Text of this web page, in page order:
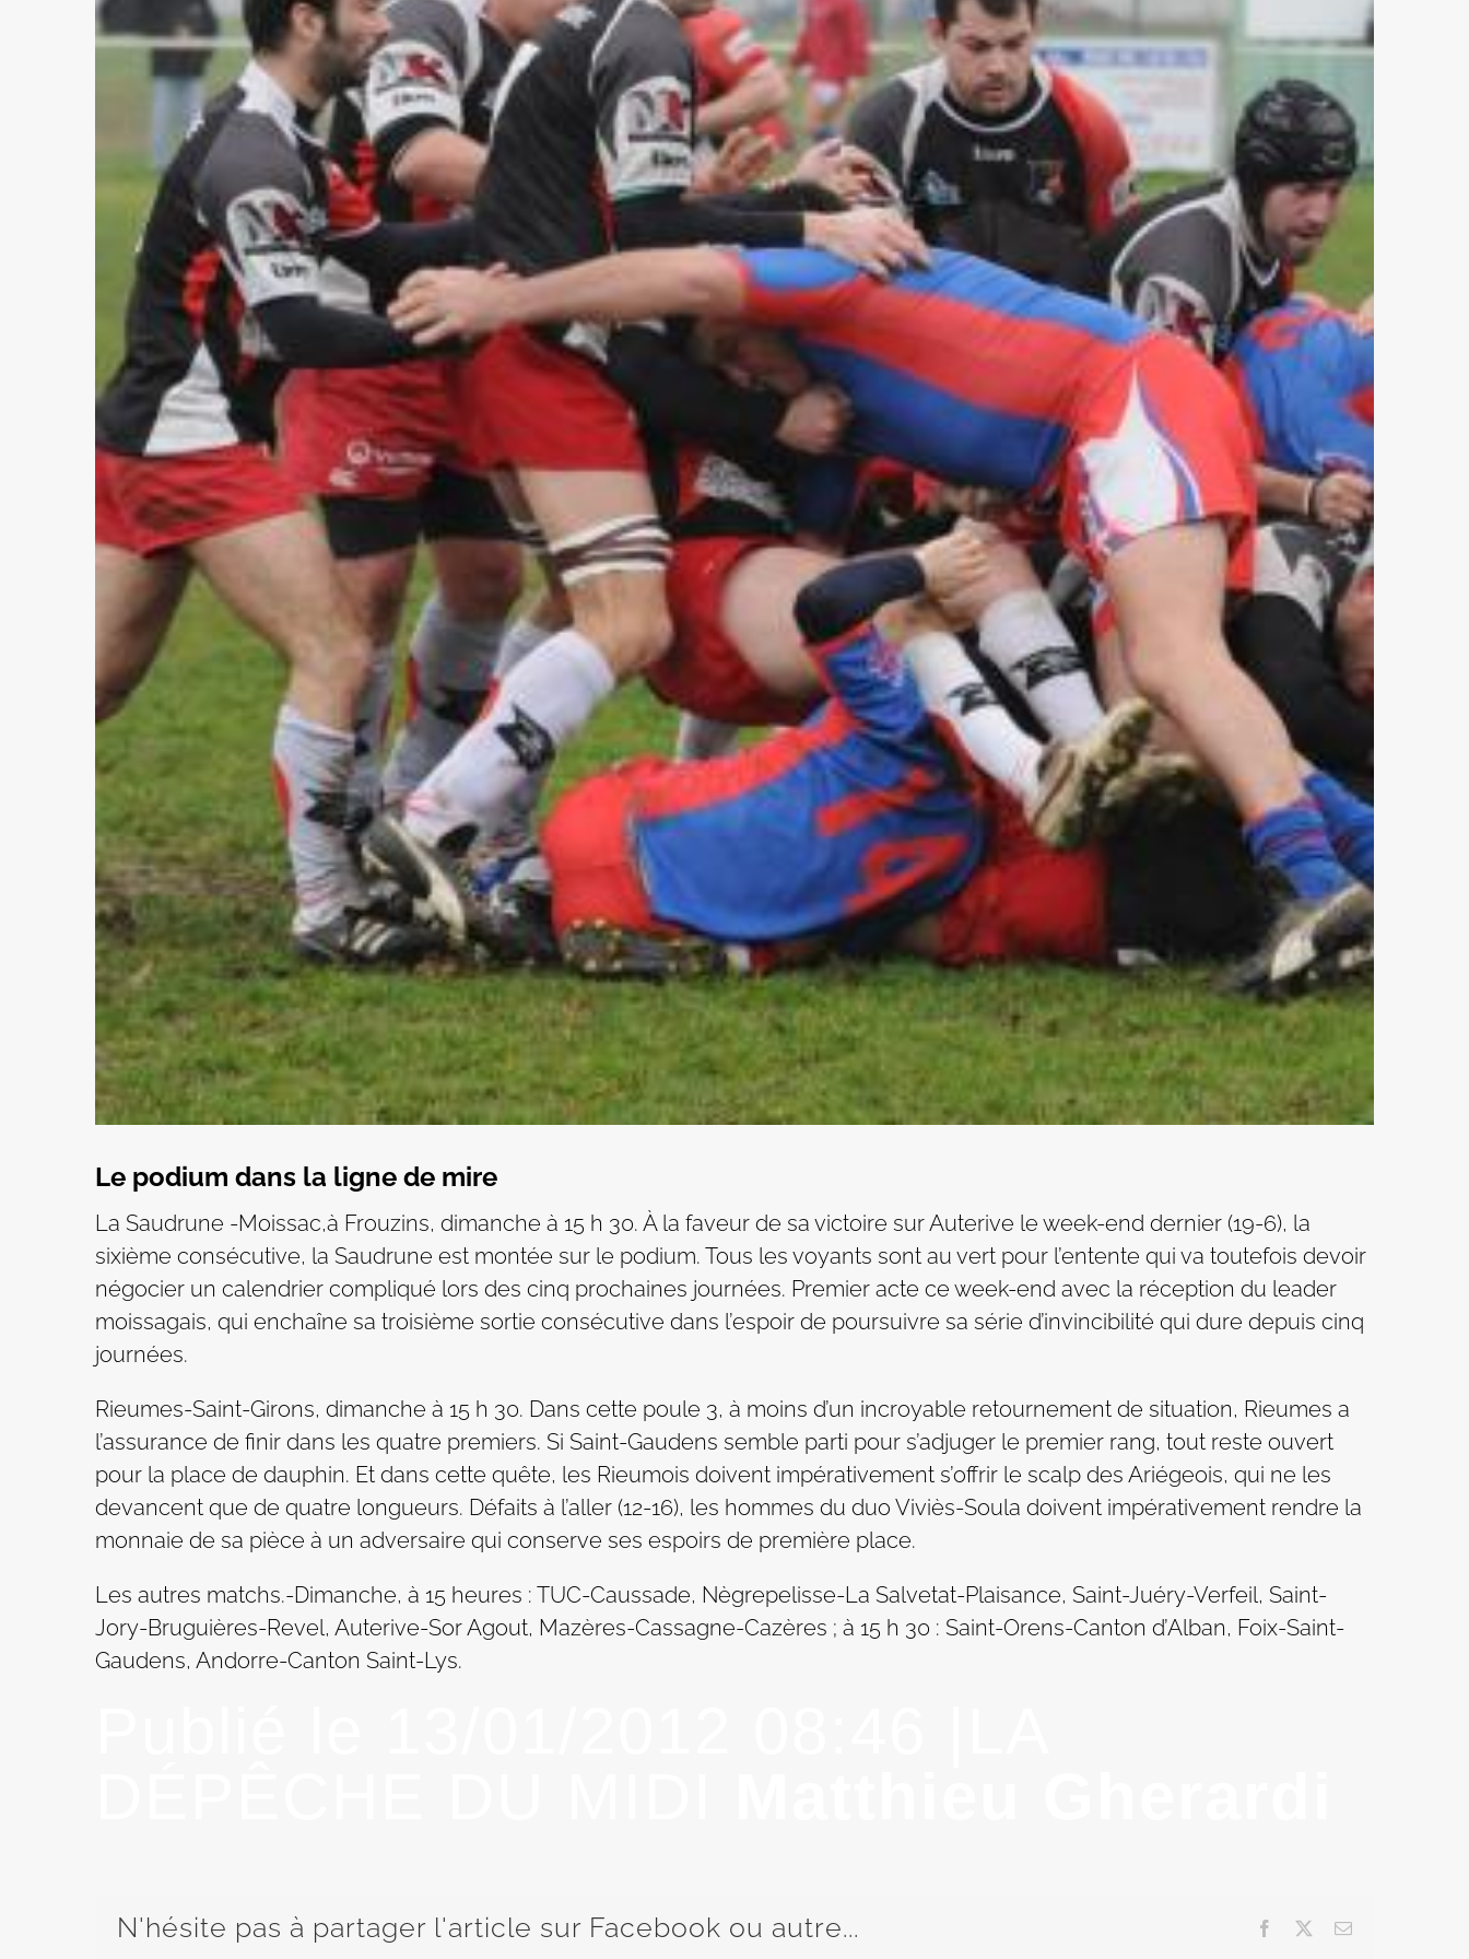
Le podium dans la ligne de mire
La Saudrune -Moissac,à Frouzins, dimanche à 15 h 30. À la faveur de sa victoire sur Auterive le week-end dernier (19-6), la
sixième consécutive, la Saudrune est montée sur le podium. Tous les voyants sont au vert pour l’entente qui va toutefois devoir
négocier un calendrier compliqué lors des cinq prochaines journées. Premier acte ce week-end avec la réception du leader
moissagais, qui enchaîne sa troisième sortie consécutive dans l’espoir de poursuivre sa série d’invincibilité qui dure depuis cinq
journées.
Rieumes-Saint-Girons, dimanche à 15 h 30. Dans cette poule 3, à moins d’un incroyable retournement de situation, Rieumes a
l’assurance de finir dans les quatre premiers. Si Saint-Gaudens semble parti pour s’adjuger le premier rang, tout reste ouvert
pour la place de dauphin. Et dans cette quête, les Rieumois doivent impérativement s’offrir le scalp des Ariégeois, qui ne les
devancent que de quatre longueurs. Défaits à l’aller (12-16), les hommes du duo Viviès-Soula doivent impérativement rendre la
monnaie de sa pièce à un adversaire qui conserve ses espoirs de première place.
Les autres matchs.-Dimanche, à 15 heures : TUC-Caussade, Nègrepelisse-La Salvetat-Plaisance, Saint-Juéry-Verfeil, Saint-
Jory-Bruguières-Revel, Auterive-Sor Agout, Mazères-Cassagne-Cazères ; à 15 h 30 : Saint-Orens-Canton d’Alban, Foix-Saint-
Gaudens, Andorre-Canton Saint-Lys.
N'hésite pas à partager l'article sur Facebook ou autre... Facebook Email